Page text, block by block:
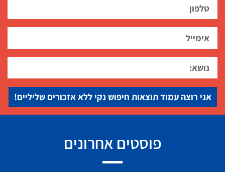
אני רוצה עמוד תוצאות חיפוש נקי ללא אזכורים שליליים!
פוסטים אחרונים